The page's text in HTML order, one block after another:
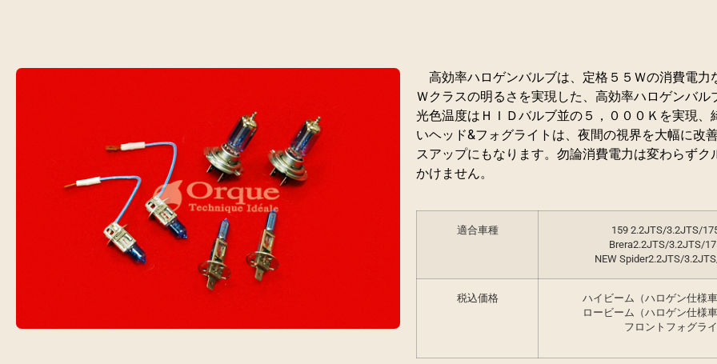
高効率ハロゲンバルブは、定格５５Ｗの消費電力
Ｗクラスの明るさを実現した、高効率ハロゲンバル
光色温度はＨＩＤバルブ並の５，０００Ｋを実現、
いヘッド&フォグライトは、夜間の視界を大幅に改
スアップにもなります。勿論消費電力は変わらずク
かけません。
適合車種
159 2.2JTS/3.2JTS/
Brera2.2JTS/3.2JTS/
NEW Spider2.2JTS/
税込価格 ハイビーム（ハロゲン仕様
ロービーム（ハロゲン仕様
フロントフォグラ